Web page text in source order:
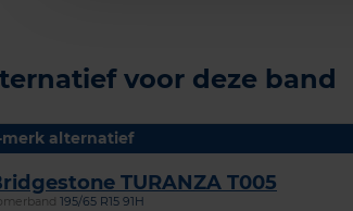
voor deze band
merk alternatief
TURANZA T005
195/65 R15 91H